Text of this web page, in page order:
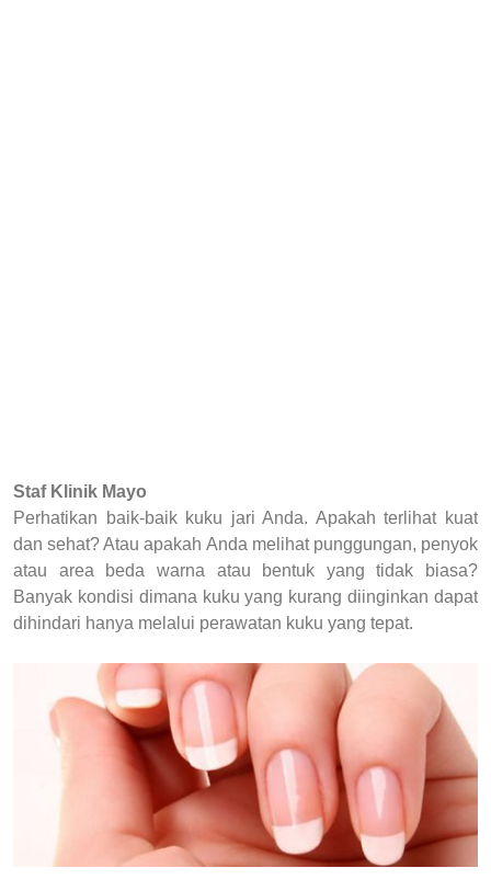
Staf Klinik Mayo
Perhatikan baik-baik kuku jari Anda. Apakah terlihat kuat
dan sehat? Atau apakah Anda melihat punggungan, penyok
atau area beda warna atau bentuk yang tidak biasa?
Banyak kondisi dimana kuku yang kurang diinginkan dapat
dihindari hanya melalui perawatan kuku yang tepat.